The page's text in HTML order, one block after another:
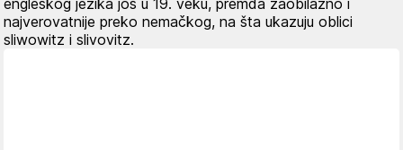
najverovatnije preko nemačkog, na šta ukazuju oblici
sliwowitz i slivovitz.